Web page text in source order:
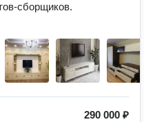
сборщиков.
290 000 ₽